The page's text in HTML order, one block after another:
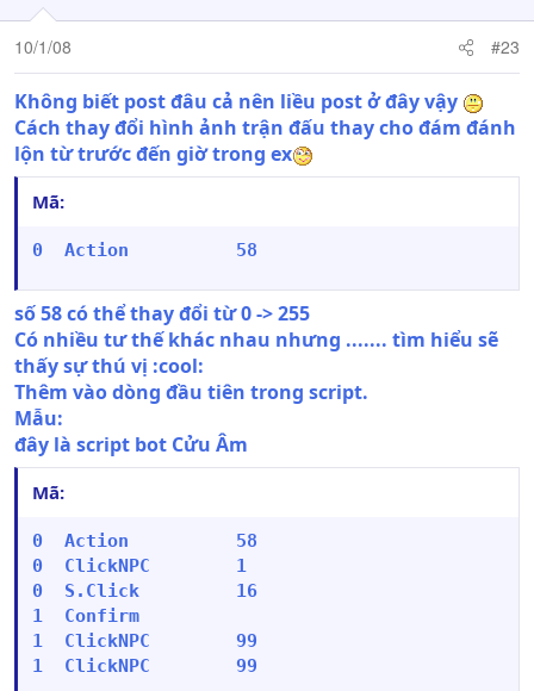
10/1/08 #23
Không biết post đâu cả nên liều post ở đây vậy
Cách thay đổi hình ảnh trận đấu thay cho đám đánh
lộn từ trước đến giờ trong ex
Mã:
0  Action          58
số 58 có thể thay đổi từ 0 -> 255
Có nhiều tư thế khác nhau nhưng ....... tìm hiểu sẽ
thấy sự thú vị :cool:
Thêm vào dòng đầu tiên trong script.
Mẫu:
đây là script bot Cửu Âm
Mã:
0  Action          58
0  ClickNPC        1
0  S.Click         16
1  Confirm
1  ClickNPC        99
1  ClickNPC        99